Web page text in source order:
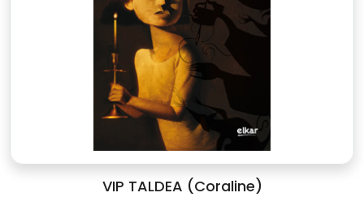
VIP TALDEA (Coraline)